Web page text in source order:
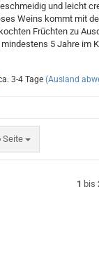
und leicht
Weins kommt mit
Früchten zu
5 Jahre im
3-4 Tage (Ausland
Seite
1 bis